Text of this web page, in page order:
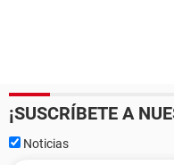
¡SUSCRÍBETE A
Noticias